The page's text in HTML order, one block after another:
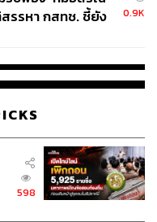
รรหา กสทช. ชี้ยัง
0.9K
598